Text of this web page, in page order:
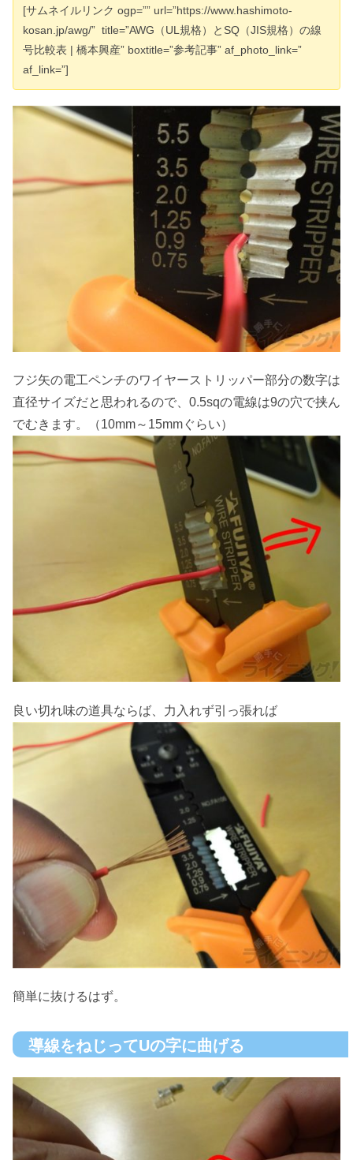
[サムネイルリンク ogp=”” url=”https://www.hashimoto-
kosan.jp/awg/” title=”AWG（UL規格）とSQ（JIS規格）の線
号比較表 | 橋本興産” boxtitle=”参考記事” af_photo_link=”
af_link=”]
フジ矢の電工ペンチのワイヤーストリッパー部分の数字は
直径サイズだと思われるので、0.5sqの電線は9の穴で挟ん
でむきます。（10mm～15mmぐらい）
良い切れ味の道具ならば、力入れず引っ張れば
簡単に抜けるはず。
導線をねじってUの字に曲げる